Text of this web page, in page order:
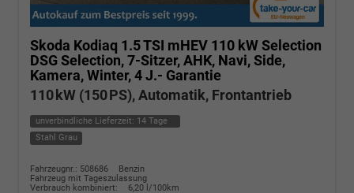
Skoda Kodiaq 1.5 TSI mHEV 110 kW Selection
DSG Selection, 7-Sitzer, AHK, Navi, Side,
Kamera, Winter, 4 J.- Garantie
110 kW (150 PS), Automatik, Frontantrieb
unverbindliche Lieferzeit: 14 Tage
Stahl Grau
Fahrzeugnr.: 508686
Benzin
Fahrzeug mit Tageszulassung
Verbrauch kombiniert:
6,20 l/100km